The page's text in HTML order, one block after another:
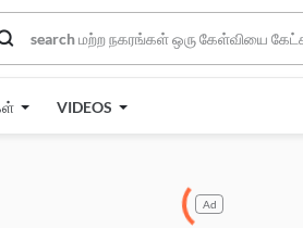
VIDEOS
Ad